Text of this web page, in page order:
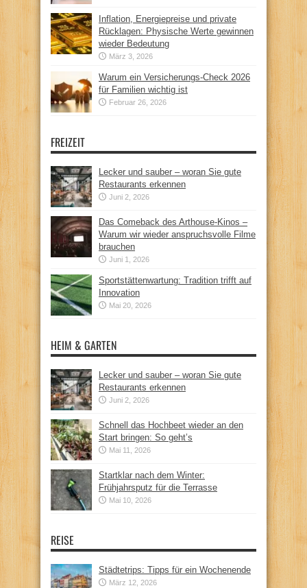
Inflation, Energiepreise und private
Rücklagen: Physische Werte gewinnen
wieder Bedeutung
März 3, 2026
Warum ein Versicherungs-Check 2026
für Familien wichtig ist
Februar 26, 2026
FREIZEIT
Lecker und sauber – woran Sie gute
Restaurants erkennen
Juni 2, 2026
Das Comeback des Arthouse-Kinos –
Warum wir wieder anspruchsvolle Filme
brauchen
Juni 1, 2026
Sportstättenwartung: Tradition trifft auf
Innovation
Mai 20, 2026
HEIM & GARTEN
Lecker und sauber – woran Sie gute
Restaurants erkennen
Juni 2, 2026
Schnell das Hochbeet wieder an den
Start bringen: So geht’s
Mai 11, 2026
Startklar nach dem Winter:
Frühjahrsputz für die Terrasse
Mai 10, 2026
REISE
Städtetrips: Tipps für ein Wochenende
März 12, 2026